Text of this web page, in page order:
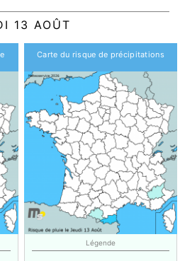
13 AOÛT
Carte du risque de précipitations
Légende